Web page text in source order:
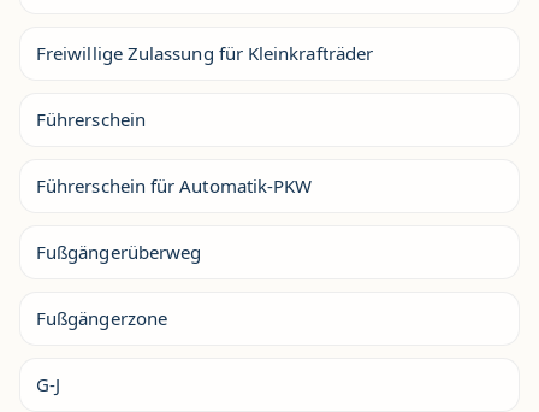
Freiwillige Zulassung für Kleinkrafträder
Führerschein
Führerschein für Automatik-PKW
Fußgängerüberweg
Fußgängerzone
G-J